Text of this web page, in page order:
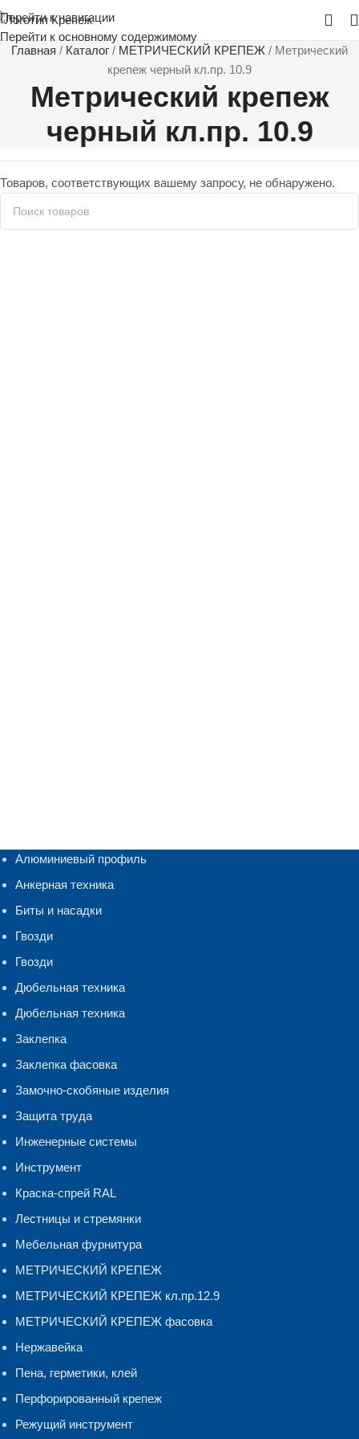
Перейти к навигации
Перейти к основному содержимому
Главная / Каталог / МЕТРИЧЕСКИЙ КРЕПЕЖ / Метрический
крепеж черный кл.пр. 10.9
Метрический крепеж
черный кл.пр. 10.9
Товаров, соответствующих вашему запросу, не обнаружено.
Алюминиевый профиль
Анкерная техника
Биты и насадки
Гвозди
Гвозди
Дюбельная техника
Дюбельная техника
Заклепка
Заклепка фасовка
Замочно-скобяные изделия
Защита труда
Инженерные системы
Инструмент
Краска-спрей RAL
Лестницы и стремянки
Мебельная фурнитура
МЕТРИЧЕСКИЙ КРЕПЕЖ
МЕТРИЧЕСКИЙ КРЕПЕЖ кл.пр.12.9
МЕТРИЧЕСКИЙ КРЕПЕЖ фасовка
Нержавейка
Пена, герметики, клей
Перфорированный крепеж
Режущий инструмент